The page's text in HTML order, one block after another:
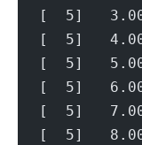
[  5]
[  5]
[  5]
[  5]
[  5]
[  5]